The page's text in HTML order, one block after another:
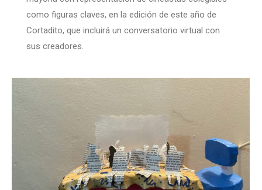
como figuras claves, en la edición de este año de
Cortadito, que incluirá un conversatorio virtual con
sus creadores.